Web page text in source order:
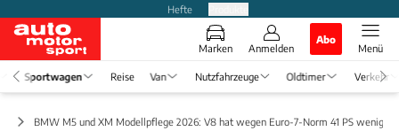
Hefte
Marken Anmelden
Abo
Menü
Sportwagen Reise Van Nutzfahrzeuge Oldtimer Verkehr
BMW M5 und XM Modellpflege 2026: V8 hat wegen Euro-7-Norm 41 PS weniger